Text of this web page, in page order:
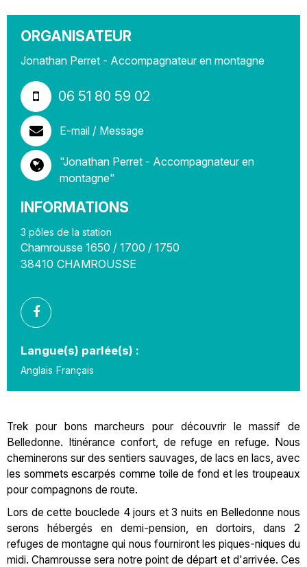
ORGANISATEUR
Jonathan Perret - Accompagnateur en montagne
06 51 80 59 02
E-mail / Message
"Jonathan Perret - Accompagnateur en
montagne"
INFORMATIONS
3 pôles de la station
Chamrousse 1650 / 1700 / 1750
38410 CHAMROUSSE
Langue(s) parlée(s) :
Anglais Français
Trek pour bons marcheurs pour découvrir le massif de
Belledonne. Itinérance confort, de refuge en refuge. Nous
cheminerons sur des sentiers sauvages, de lacs en lacs, avec
les sommets escarpés comme toile de fond et les troupeaux
pour compagnons de route.
Lors de cette bouclede 4 jours et 3 nuits en Belledonne nous
serons hébergés en demi-pension, en dortoirs, dans 2
refuges de montagne qui nous fourniront les piques-niques du
midi. Chamrousse sera notre point de départ et d'arrivée. Ces